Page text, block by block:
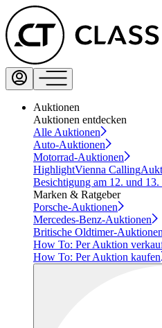
Auktionen
Auktionen entdecken
Alle Auktionen
Auto-Auktionen
Motorrad-Auktionen
HighlightVienna Calling
Besichtigung am 12. und 13.
Marken & Ratgeber
Porsche-Auktionen
Mercedes-Benz-Auktionen
Britische Oldtimer-Auktionen
How To: Per Auktion
How To: Per Auktion kaufen